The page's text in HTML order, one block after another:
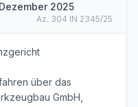
2025
Az. 304 IN 2345/25
über das
GmbH,